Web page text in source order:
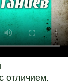
отличием.